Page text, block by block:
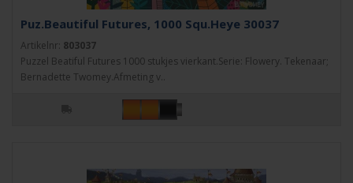
Puz.Beautiful Futures, 1000 Squ.Heye 30037
Artikelnr: 803037
Puzzel Beatiful Futures 1000 stukjes vierkant.Serie: Flowery. Tekenaar;
Bernadette Twomey.Afmeting v..